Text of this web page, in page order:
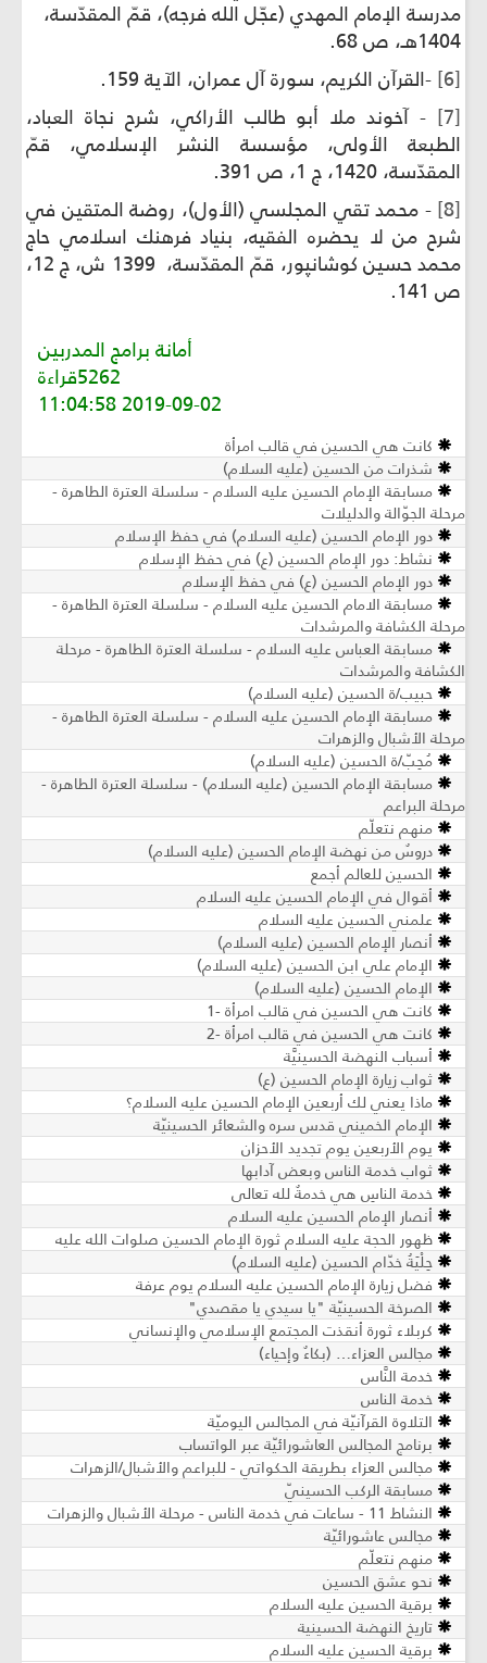
مدرسة الإمام المهدي (عجّل الله فرجه)، قمّ المقدّسة،
1404هـ، ص 68.
[6] -القرآن الكريم، سورة آل عمران، الآية 159.
[7] - آخوند ملا أبو طالب الأراكي، شرح نجاة العباد،
الطبعة الأولى، مؤسسة النشر الإسلامي، قمّ
المقدّسة، 1420، ج 1، ص 391.
[8] - محمد تقي المجلسي (الأول)، روضة المتقين في
شرح من لا يحضره الفقيه، بنياد فرهنك اسلامي حاج
محمد حسين كوشانپور، قمّ المقدّسة، 1399 ش، ج 12،
ص 141.
أمانة برامج المدربين
5262قراءة
2019-09-02 11:04:58
كانت هي الحسين في قالب امرأة
شذرات من الحسين (عليه السلام)
مسابقة الإمام الحسين عليه السلام - سلسلة العترة الطاهرة -
مرحلة الجوّالة والدليلات
دور الإمام الحسين (عليه السلام) في حفظ الإسلام
نشاط: دور الإمام الحسين (ع) في حفظ الإسلام
دور الإمام الحسين (ع) في حفظ الإسلام
مسابقة الامام الحسين عليه السلام - سلسلة العترة الطاهرة -
مرحلة الكشافة والمرشدات
مسابقة العباس عليه السلام - سلسلة العترة الطاهرة - مرحلة
الكشافة والمرشدات
حبيب/ة الحسين (عليه السلام)
مسابقة الإمام الحسين عليه السلام - سلسلة العترة الطاهرة -
مرحلة الأشبال والزهرات
مُحِبّ/ة الحسين (عليه السلام)
مسابقة الإمام الحسين (عليه السلام) - سلسلة العترة الطاهرة -
مرحلة البراعم
منهم نتعلّم
دروسٌ من نهضة الإمام الحسين (عليه السلام)
الحسين للعالم أجمع
أقوال في الإمام الحسين عليه السلام
علمني الحسين عليه السلام
أنصار الإمام الحسين (عليه السلام)
الإمام علي ابن الحسين (عليه السلام)
الإمام الحسين (عليه السلام)
كانت هي الحسين في قالب امرأة -1
كانت هي الحسين في قالب امرأة -2
أسباب النهضة الحسينيَّة
ثواب زيارة الإمام الحسين (ع)
ماذا يعني لك أربعين الإمام الحسين عليه السلام؟
الإمام الخميني قدس سره والشعائر الحسينيّة
يوم الأربعين يوم تجديد الأحزان
ثواب خدمة الناس وبعض آدابها
خدمة الناسِ هي خدمةٌ لله تعالى
أنصار الإمام الحسين عليه السلام
ظهور الحجة عليه السلام ثورة الإمام الحسين صلوات الله عليه
حِلْيَةُ خدّام الحسين (عليه السلام)
فضل زيارة الإمام الحسين عليه السلام يوم عرفة
الصرخة الحسينيّة "يا سيدي يا مقصدي"
كربلاء ثورة أنقذت المجتمع الإسلامي والإنساني
مجالس العزاء… (بكاءٌ وإحياء)
خدمة النَّاس
خدمة الناس
التلاوة القرآنيّة في المجالس اليوميّة
برنامج المجالس العاشورائيّة عبر الواتساب
مجالس العزاء بطريقة الحكواتي - للبراعم والأشبال/الزهرات
مسابقة الركب الحسينيّ
النشاط 11 - ساعات في خدمة الناس - مرحلة الأشبال والزهرات
مجالس عاشورائيّة
منهم نتعلّم
نحو عشق الحسين
برقية الحسين عليه السلام
تاريخ النهضة الحسينية
برقية الحسين عليه السلام